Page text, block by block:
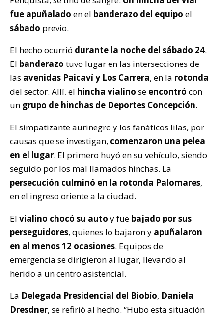
fue apuñalado en el banderazo del equipo el
sábado previo.
El hecho ocurrió durante la noche del sábado 24.
El banderazo tuvo lugar en las intersecciones de
las avenidas Paicaví y Los Carrera, en la rotonda
del sector. Allí, el hincha vialino se encontró con
un grupo de hinchas de Deportes Concepción.
El simpatizante aurinegro y los fanáticos lilas, por
causas que se investigan, comenzaron una pelea
en el lugar. El primero huyó en su vehículo, siendo
seguido por los mal llamados hinchas. La
persecución culminó en la rotonda Palomares,
en el ingreso oriente a la ciudad.
El vialino chocó su auto y fue bajado por sus
perseguidores, quienes lo bajaron y apuñalaron
en al menos 12 ocasiones. Equipos de
emergencia se dirigieron al lugar, llevando al
herido a un centro asistencial.
La Delegada Presidencial del Biobío, Daniela
Dresdner, se refirió al hecho. “Hubo esta situación